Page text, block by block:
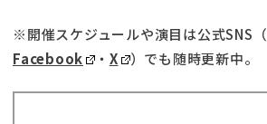
※開催スケジュールや演目は公式SNS（
Facebook
・ X ）でも随時更新中。